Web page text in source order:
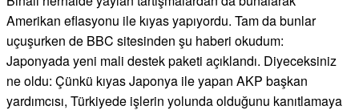
Amerikan eflasyonu ile kıyas yapıyordu. Tam da bunlar
uçuşurken de BBC sitesinden şu haberi okudum:
Japonyada yeni mali destek paketi açıklandı. Diyeceksiniz
ne oldu: Çünkü kıyas Japonya ile yapan AKP başkan
yardımcısı, Türkiyede işlerin yolunda olduğunu kanıtlamaya